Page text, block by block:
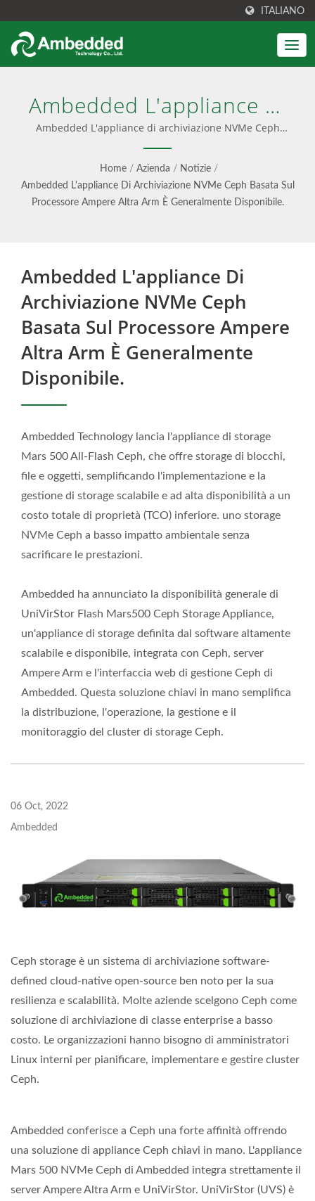
ITALIANO
Ambedded L'appliance Di
Archiviazione NVMe Ceph
Basata Sul Processore
Ampere Altra Arm È
Di Blocchi, File E Oggetti
S3 - Ambedded
Ambedded L'appliance di archiviazione NVMe Ceph
basata sul processore Ampere Altra Arm è generalmente
disponibile. | Interfaccia di gestione Ceph facile da usare
Home / Azienda / Notizie /
Ambedded L'appliance Di Archiviazione NVMe Ceph Basata Sul
Processore Ampere Altra Arm È Generalmente Disponibile.
Ambedded L'appliance Di
Archiviazione NVMe Ceph
Basata Sul Processore Ampere
Altra Arm È Generalmente
Disponibile.
Ambedded Technology lancia l'appliance di storage
Mars 500 All-Flash Ceph, che offre storage di blocchi,
file e oggetti, semplificando l'implementazione e la
gestione di storage scalabile e ad alta disponibilità a un
costo totale di proprietà (TCO) inferiore. uno storage
NVMe Ceph a basso impatto ambientale senza
sacrificare le prestazioni.
Ambedded ha annunciato la disponibilità generale di
UniVirStor Flash Mars500 Ceph Storage Appliance,
un'appliance di storage definita dal software altamente
scalabile e disponibile, integrata con Ceph, server
Ampere Arm e l'interfaccia web di gestione Ceph di
Ambedded. Questa soluzione chiavi in mano semplifica
la distribuzione, l'operazione, la gestione e il
monitoraggio del cluster di storage Ceph.
06 Oct, 2022
Ambedded
Ceph storage è un sistema di archiviazione software-
defined cloud-native open-source ben noto per la sua
resilienza e scalabilità. Molte aziende scelgono Ceph come
soluzione di archiviazione di classe enterprise a basso
costo. Le organizzazioni hanno bisogno di amministratori
Linux interni per pianificare, implementare e gestire cluster
Ceph.
Ambedded conferisce a Ceph una forte affinità offrendo
una soluzione di appliance Ceph chiavi in mano. L'appliance
Mars 500 NVMe Ceph di Ambedded integra strettamente il
server Ampere Altra Arm e UniVirStor. UniVirStor (UVS) è